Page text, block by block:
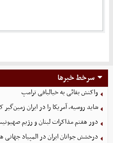
سرخط خبرها
واکنش بقائی به خیالبافی ترامپ
شاید روسیه، آمریکا را در ایران زمین‌گیر
دور هفتم مذاکرات لبنان و رژیم
درخشش جوانان ایران در المپیاد